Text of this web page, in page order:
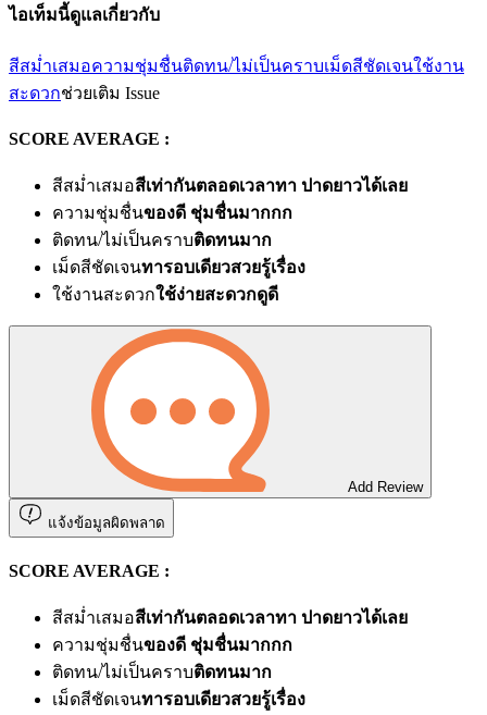
ไอเท็มนี้ดูแลเกี่ยวกับ
สีสม่ำเสมอความชุ่มชื่นติดทน/ไม่เป็นคราบเม็ดสีชัดเจนใช้งาน
สะดวกช่วยเติม Issue
SCORE AVERAGE :
สีสม่ำเสมอสีเท่ากันตลอดเวลาทา ปาดยาวได้เลย
ความชุ่มชื่นของดี ชุ่มชื่นมากกก
ติดทน/ไม่เป็นคราบติดทนมาก
เม็ดสีชัดเจนทารอบเดียวสวยรู้เรื่อง
ใช้งานสะดวกใช้ง่ายสะดวกดูดี
Add Review
แจ้งข้อมูลผิดพลาด
SCORE AVERAGE :
สีสม่ำเสมอสีเท่ากันตลอดเวลาทา ปาดยาวได้เลย
ความชุ่มชื่นของดี ชุ่มชื่นมากกก
ติดทน/ไม่เป็นคราบติดทนมาก
เม็ดสีชัดเจนทารอบเดียวสวยรู้เรื่อง